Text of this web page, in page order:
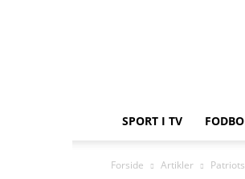
SPORT I TV
Forside Artikler